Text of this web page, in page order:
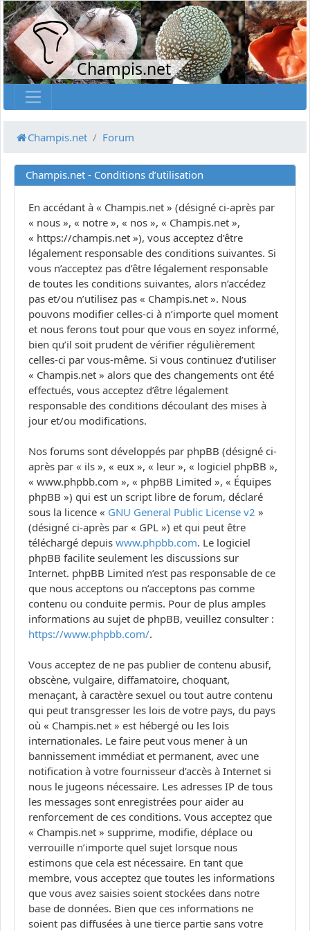
Champis.net
Champis.net Forum
Champis.net - Conditions d’utilisation
En accédant à « Champis.net » (désigné ci-après par
« nous », « notre », « nos », « Champis.net »,
« https://champis.net »), vous acceptez d’être
légalement responsable des conditions suivantes. Si
vous n’acceptez pas d’être légalement responsable
de toutes les conditions suivantes, alors n’accédez
pas et/ou n’utilisez pas « Champis.net ». Nous
pouvons modifier celles-ci à n’importe quel moment
et nous ferons tout pour que vous en soyez informé,
bien qu’il soit prudent de vérifier régulièrement
celles-ci par vous-même. Si vous continuez d’utiliser
« Champis.net » alors que des changements ont été
effectués, vous acceptez d’être légalement
responsable des conditions découlant des mises à
jour et/ou modifications.
Nos forums sont développés par phpBB (désigné ci-
après par « ils », « eux », « leur », « logiciel phpBB »,
« www.phpbb.com », « phpBB Limited », « Équipes
phpBB ») qui est un script libre de forum, déclaré
sous la licence « GNU General Public License v2 »
(désigné ci-après par « GPL ») et qui peut être
téléchargé depuis www.phpbb.com. Le logiciel
phpBB facilite seulement les discussions sur
Internet. phpBB Limited n’est pas responsable de ce
que nous acceptons ou n’acceptons pas comme
contenu ou conduite permis. Pour de plus amples
informations au sujet de phpBB, veuillez consulter :
https://www.phpbb.com/.
Vous acceptez de ne pas publier de contenu abusif,
obscène, vulgaire, diffamatoire, choquant,
menaçant, à caractère sexuel ou tout autre contenu
qui peut transgresser les lois de votre pays, du pays
où « Champis.net » est hébergé ou les lois
internationales. Le faire peut vous mener à un
bannissement immédiat et permanent, avec une
notification à votre fournisseur d’accès à Internet si
nous le jugeons nécessaire. Les adresses IP de tous
les messages sont enregistrées pour aider au
renforcement de ces conditions. Vous acceptez que
« Champis.net » supprime, modifie, déplace ou
verrouille n’importe quel sujet lorsque nous
estimons que cela est nécessaire. En tant que
membre, vous acceptez que toutes les informations
que vous avez saisies soient stockées dans notre
base de données. Bien que ces informations ne
soient pas diffusées à une tierce partie sans votre